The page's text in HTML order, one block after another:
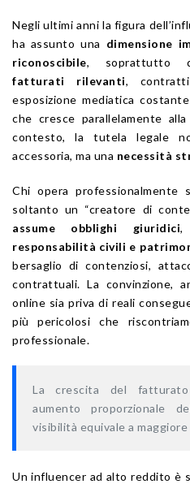
Negli ultimi anni la figura
ha assunto una dimensione
riconoscibile, soprattutto
fatturati rilevanti,
esposizione mediatica
che cresce parallelamente
contesto, la tutela legale
accessoria, ma una necessità
Chi opera
soltanto un “creatore di
assume obblighi giuridici,
responsabilità civili e
bersaglio di contenziosi,
contrattuali. La convinzione,
online sia priva di reali
più pericolosi che
professionale.
La crescita del
aumento proporzionale
visibilità equivale a
Un influencer ad alto reddito è